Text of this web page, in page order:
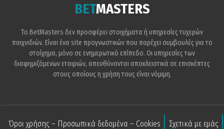
BETMASTERS
Το BetMasters δεν προσφέρει στοιχήματα ή υπηρεσίες τυχερών
παιχνιδιών. Είναι ένα site προγνωστικών που παρέχει συμβουλές για το
στοίχημα, μόνο σε ενημερωτικό επίπεδο. Οι υπηρεσίες των
διαφημιζόμενων εταιριών, απευθύνονται αποκλειστικά σε επισκέπτες
στους οποίους η χρήση τους είναι νόμιμη.
Όροι χρήσης – Προσωπικά δεδομένα – Cookies Σχετικά με εμάς